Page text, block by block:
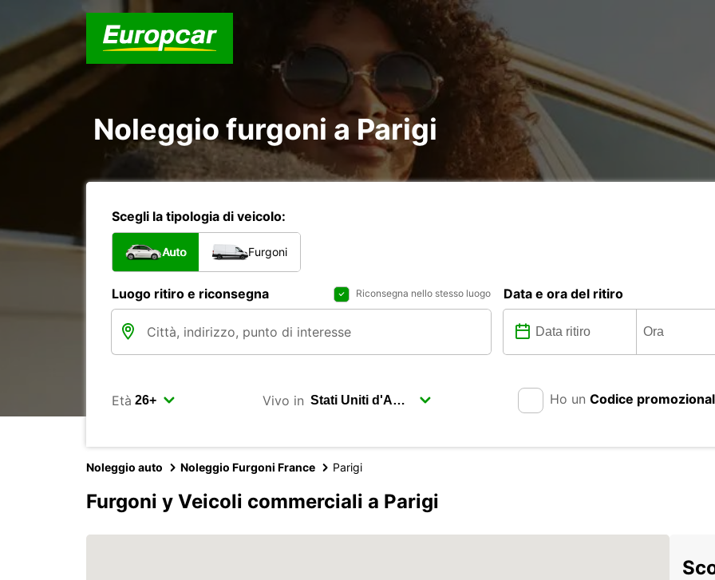
Noleggio furgoni a Parigi
Scegli la tipologia di veicolo:
Auto Furgoni
Luogo ritiro e riconsegna Riconsegna nello stesso luogo Data e ora del ritiro
Età Vivo in Ho un Codice
Noleggio auto Noleggio Furgoni France Parigi
Furgoni y Veicoli commerciali a Parigi